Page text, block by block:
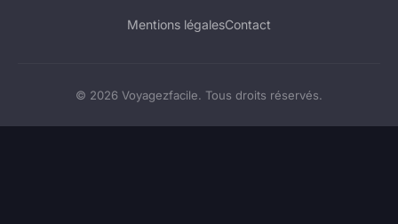
Mentions légalesContact
© 2026 Voyagezfacile. Tous droits réservés.